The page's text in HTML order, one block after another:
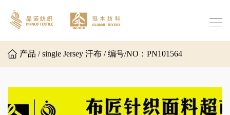
产品 / single Jersey 汗布 / 编号/NO：PN101564